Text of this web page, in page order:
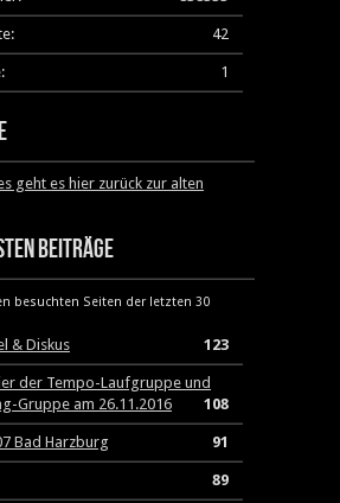
42
1
geht es hier zurück zur alten
Beiträge
besuchten Seiten der letzten 30
& Diskus 123
der Tempo-Laufgruppe und
Gruppe am 26.11.2016
108
Bad Harzburg 91
89